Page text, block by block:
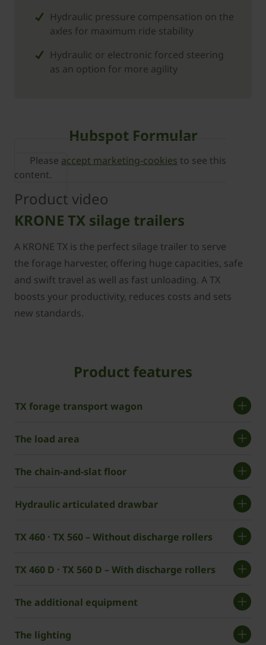
Hydraulic pressure compensation on the
axles for maximum ride stability
Hydraulic or electronic forced steering
as an option for more agility
Hubspot Formular
Please accept marketing-cookies to see this
content.
Product video
KRONE TX silage trailers
A KRONE TX is the perfect silage trailer to serve
the forage harvester, offering huge capacities, safe
and swift travel as well as fast unloading. A TX
boosts your productivity, reduces costs and sets
new standards.
Product features
TX forage transport wagon
The load area
The chain-and-slat floor
Hydraulic articulated drawbar
TX 460 · TX 560 – Without discharge rollers
TX 460 D · TX 560 D – With discharge rollers
The additional equipment
The lighting